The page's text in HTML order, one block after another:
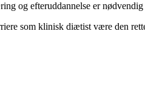
og efteruddannelse er
som klinisk diætist være den